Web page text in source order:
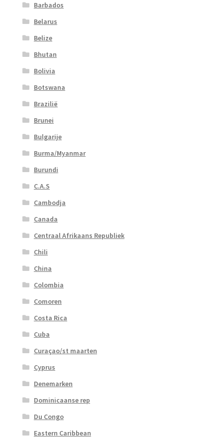
Barbados
Belarus
Belize
Bhutan
Bolivia
Botswana
Brazilië
Brunei
Bulgarije
Burma/Myanmar
Burundi
C.A.S
Cambodja
Canada
Centraal Afrikaans Republiek
Chili
China
Colombia
Comoren
Costa Rica
Cuba
Curaçao/st maarten
Cyprus
Denemarken
Dominicaanse rep
Du Congo
Eastern Caribbean